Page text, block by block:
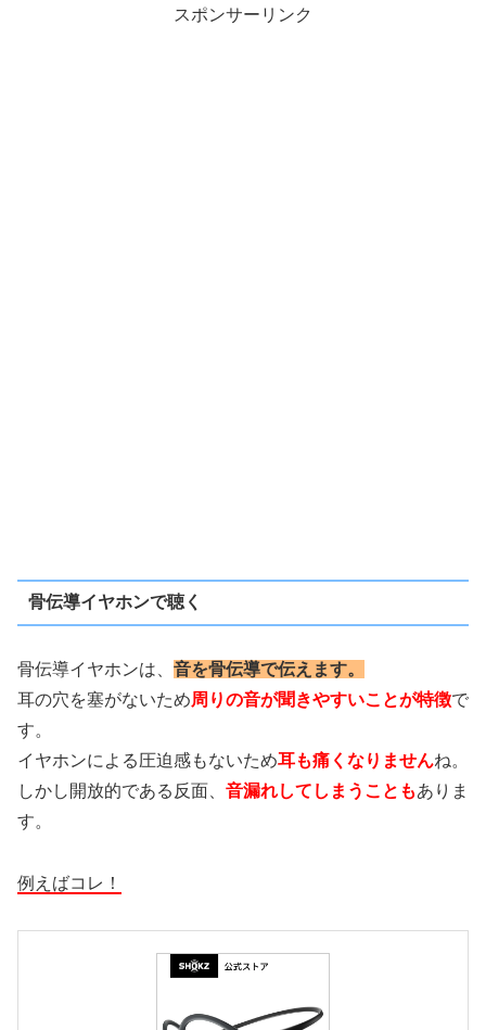
スポンサーリンク
骨伝導イヤホンで聴く
骨伝導イヤホンは、 音を骨伝導で伝えます。
耳の穴を塞がないため周りの音が聞きやすいことが特徴で
す。
イヤホンによる圧迫感もないため耳も痛くなりませんね。
しかし開放的である反面、 音漏れしてしまうこともありま
す。
例えばコレ！